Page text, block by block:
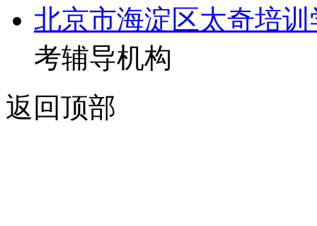
北京市海淀区太奇培训
考辅导机构
返回顶部